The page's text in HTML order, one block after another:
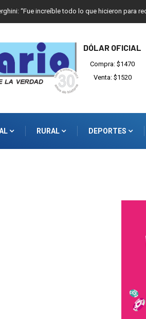
“Fue increíble todo lo que hicieron para
DÓLAR OFICIAL
Compra: $1470
Venta: $1520
RURAL DEPORTES